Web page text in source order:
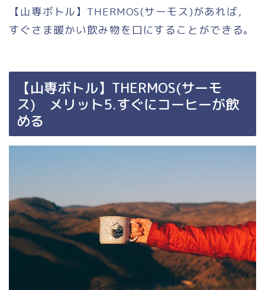
【山専ボトル】THERMOS(サーモス)があれば，
すぐさま暖かい飲み物を口にすることができる。
【山専ボトル】THERMOS(サーモ
ス) メリット5.すぐにコーヒーが飲
める